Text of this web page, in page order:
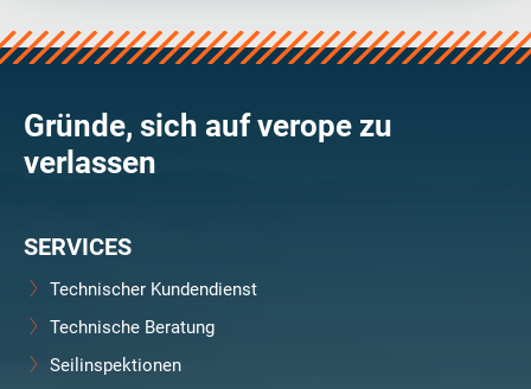
Gründe, sich auf verope zu
verlassen
SERVICES
Technischer Kundendienst
Technische Beratung
Seilinspektionen